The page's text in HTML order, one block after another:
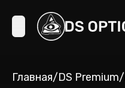
Главная/DS Premium/